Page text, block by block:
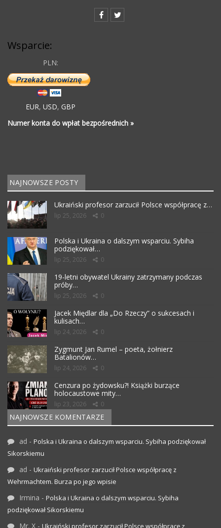
Wsparcie:
PLN:
EUR, USD, GBP
Numer konta do wpłat bezpośrednich »
NAJNOWSZE POSTY
Ukraiński profesor zarzucił Polsce współpracę z…
lip 25, 2026 0
Polska i Ukraina o dalszym wsparciu. Sybiha
podziękował…
lip 25, 2026 0
19-letni obywatel Ukrainy zatrzymany podczas
próby…
lip 25, 2026 0
Jacek Międlar dla „Do Rzeczy” o sukcesach i
kulisach…
lip 24, 2026 0
Zygmunt Jan Rumel – poeta, żołnierz
Batalionów…
lip 24, 2026 0
Cenzura po żydowsku?! Książki burzące
holocaustowe mity…
lip 23, 2026 0
NAJNOWSZE KOMENTARZE
ad - Polska i Ukraina o dalszym wsparciu. Sybiha podziękował
Sikorskiemu
ad - Ukraiński profesor zarzucił Polsce współpracę z
Wehrmachtem. Burza po jego wpisie
Irmina - Polska i Ukraina o dalszym wsparciu. Sybiha
podziękował Sikorskiemu
Mr. X - Ukraiński profesor zarzucił Polsce współpracę z